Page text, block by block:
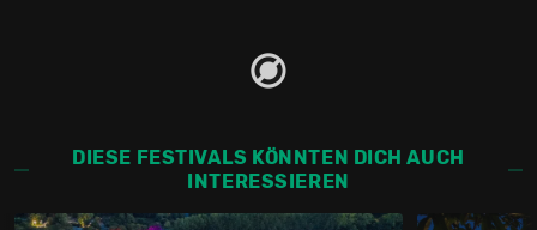
DIESE FESTIVALS KÖNNTEN DICH AUCH
INTERESSIEREN